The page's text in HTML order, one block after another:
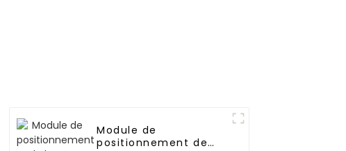
Module de
positionnement de